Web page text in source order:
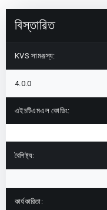
বিস্তারিত
KVS সামঞ্জস্য:
4.0.0
এইচটিএমএল কোডিং:
বৈশিষ্ট্য:
কার্যকারিতা: